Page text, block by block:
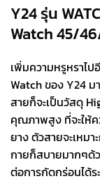
Y24 รุ่น
Watch 45/
เพิ่มความหรูหราไ
Watch ของ Y24 ม
สายก็จะเป็นวัสดุ
คุณภาพสูง ที่จะให้
ยาง ตัวสายจะเหม
กายก็สบายมากๆ
ต่อการกัดกร่อนได้